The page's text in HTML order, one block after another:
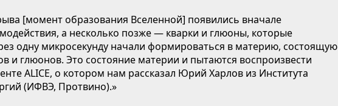
[момент образования Вселенной] появились вначале
а несколько позже — кварки и глюоны, которые
одну микросекунду начали формироваться в материю, состоящую
и глюонов. Это состояние материи и пытаются воспроизвести
ALICE, о котором нам рассказал Юрий Харлов из Института
(ИФВЭ, Протвино).»